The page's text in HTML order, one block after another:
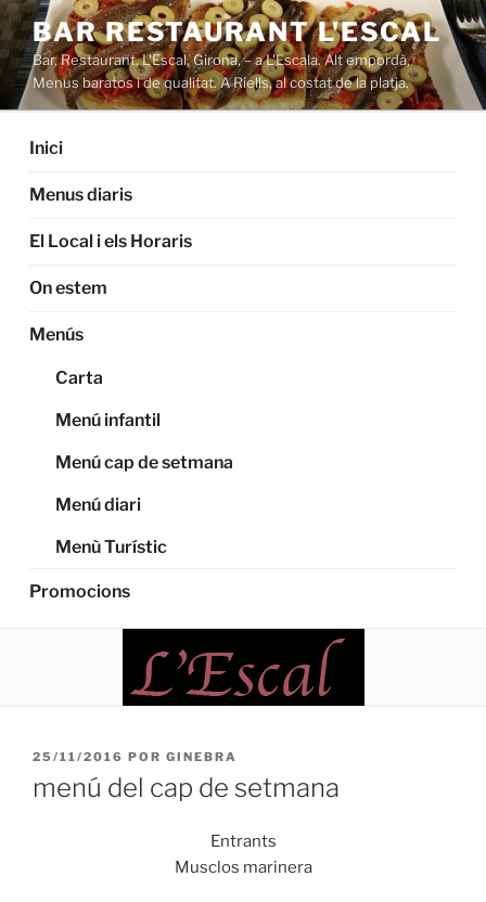
Saltar
al
contenido
BAR RESTAURANT L'ESCAL
Bar, Restaurant, L'Escal, Girona, – a L'Escala. Alt empordà,
Menus baratos i de qualitat. A Riells, al costat de la platja.
Inici
Menus diaris
El Local i els Horaris
On estem
Menús
Carta
Menú infantil
Menú cap de setmana
Menú diari
Menù Turístic
Promocions
PUBLICADO
25/11/2016 POR GINEBRA
menú del cap de setmana
Entrants
Musclos marinera